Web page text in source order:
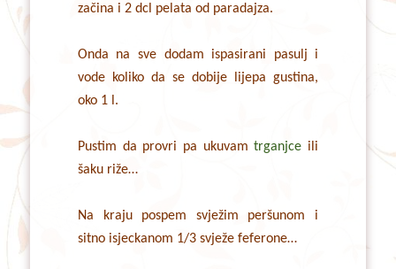
začina i 2 dcl pelata od paradajza.
Onda na sve dodam ispasirani pasulj i
vode koliko da se dobije lijepa gustina,
oko 1 l.
Pustim da provri pa ukuvamtrganjce ili
šaku riže…
Na kraju pospem svježim peršunom i
sitno isjeckanom 1/3 svježe feferone…